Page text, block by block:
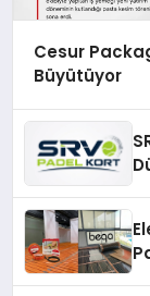
Cesur
Büyütüyor